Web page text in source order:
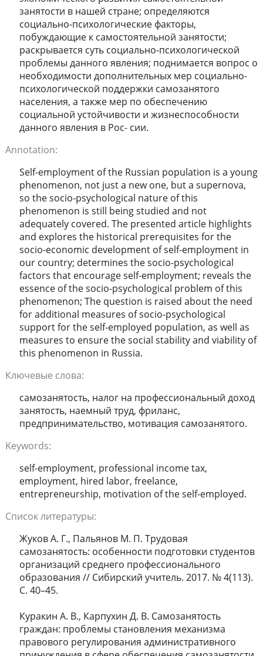
занятости в нашей стране; определяются
социально-психологические факторы,
побуждающие к самостоятельной занятости;
раскрывается суть социально-психологической
проблемы данного явления; поднимается вопрос о
необходимости дополнительных мер социально-
психологической поддержки самозанятого
населения, а также мер по обеспечению
социальной устойчивости и жизнеспособности
данного явления в Рос- сии.
Annotation:
Self-employment of the Russian population is a young
phenomenon, not just a new one, but a supernova,
so the socio-psychological nature of this
phenomenon is still being studied and not
adequately covered. The presented article highlights
and explores the historical prerequisites for the
socio-economic development of self-employment in
our country; determines the socio-psychological
factors that encourage self-employment; reveals the
essence of the socio-psychological problem of this
phenomenon; The question is raised about the need
for additional measures of socio-psychological
support for the self-employed population, as well as
measures to ensure the social stability and viability of
this phenomenon in Russia.
Ключевые слова:
самозанятость, налог на профессиональный доход
занятость, наемный труд, фриланс,
предпринимательство, мотивация самозанятого.
Keywords:
self-employment, professional income tax,
employment, hired labor, freelance,
entrepreneurship, motivation of the self-employed.
Список литературы:
Жуков А. Г., Пальянов М. П. Трудовая
самозанятость: особенности подготовки студентов
организаций среднего профессионального
образования // Сибирский учитель. 2017. № 4(113).
С. 40–45.
Куракин А. В., Карпухин Д. В. Самозанятость
граждан: проблемы становления механизма
правового регулирования административного